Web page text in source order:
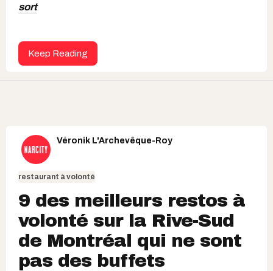
sort
Keep Reading
Véronik L'Archevêque-Roy
restaurant à volonté
9 des meilleurs restos à
volonté sur la Rive-Sud
de Montréal qui ne sont
pas des buffets